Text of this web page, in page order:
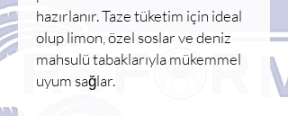
hazırlanır. Taze tüketim için ideal
olup limon, özel soslar ve deniz
mahsulü tabaklarıyla mükemmel
uyum sağlar.